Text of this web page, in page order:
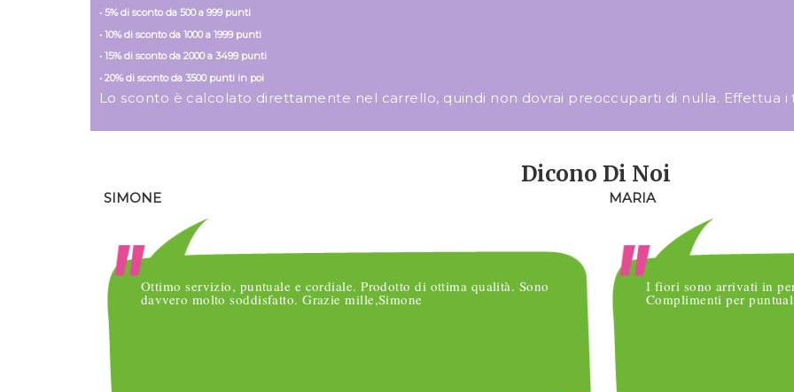
• 5% di sconto da 500 a 999 punti
• 10% di sconto da 1000 a 1999 punti
• 15% di sconto da 2000 a 3499 punti
• 20% di sconto da 3500 punti in poi
Lo sconto è calcolato direttamente nel carrello, quindi non dovrai preoccuparti di nulla. Effettua i
Dicono Di Noi
SIMONE
Ottimo servizio, puntuale e cordiale. Prodotto di ottima qualità. Sono
davvero molto soddisfatto. Grazie mille,Simone
MARIA
I fiori sono arrivati in
Complimenti per